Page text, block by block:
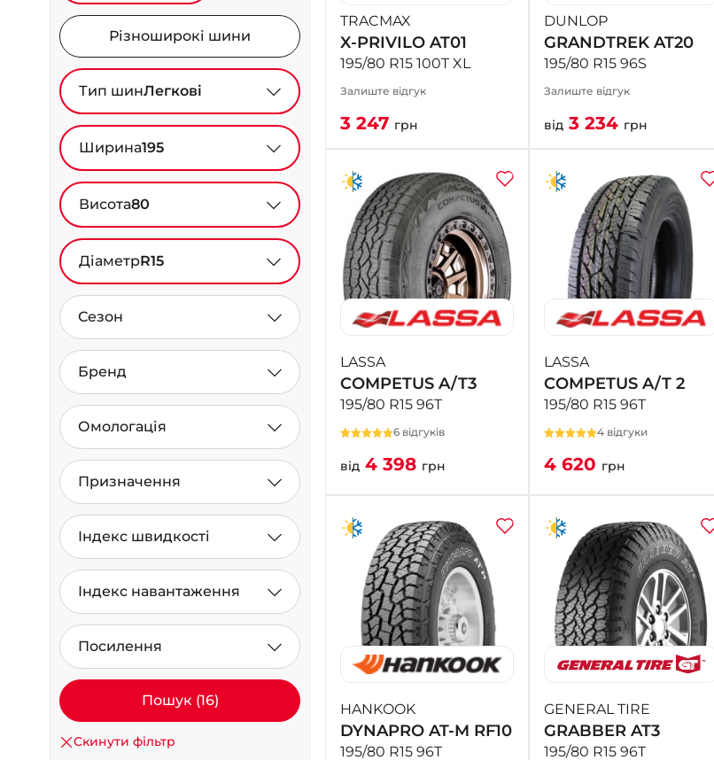
Різноширокі шини
Тип шинЛегкові
Ширина195
Висота80
ДіаметрR15
Сезон
Бренд
Омологація
Призначення
Індекс швидкості
Індекс навантаження
Посилення
Пошук (16)
Скинути фільтр
TRACMAX
X-PRIVILO AT01
195/80 R15 100T XL
Залиште відгук
3 247 грн
DUNLOP
GRANDTREK AT20
195/80 R15 96S
Залиште відгук
від 3 234 грн
LASSA
COMPETUS A/T3
195/80 R15 96T
6 відгуків
від 4 398 грн
LASSA
COMPETUS A/T 2
195/80 R15 96T
4 відгуки
4 620 грн
HANKOOK
DYNAPRO AT-M RF10
195/80 R15 96T
GENERAL TIRE
GRABBER AT3
195/80 R15 96T